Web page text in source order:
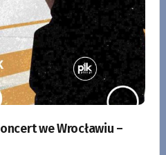
we Wrocławiu –